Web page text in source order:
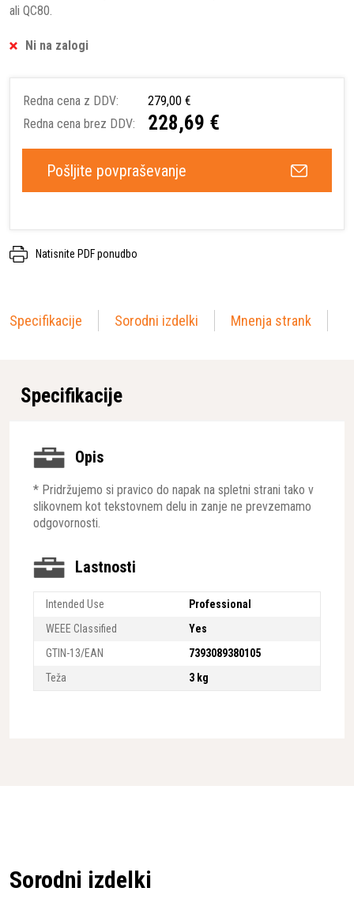
ali QC80.
Ni na zalogi
Redna cena z DDV:
279,00 €
Redna cena brez DDV:
228,69 €
Pošljite povpraševanje
Natisnite PDF ponudbo
Specifikacije Sorodni izdelki Mnenja strank
Specifikacije
Opis
* Pridržujemo si pravico do napak na spletni strani tako v
slikovnem kot tekstovnem delu in zanje ne prevzemamo
odgovornosti.
Lastnosti
Intended Use
Professional
WEEE Classified
Yes
GTIN-13/EAN
7393089380105
Teža
3 kg
Sorodni izdelki